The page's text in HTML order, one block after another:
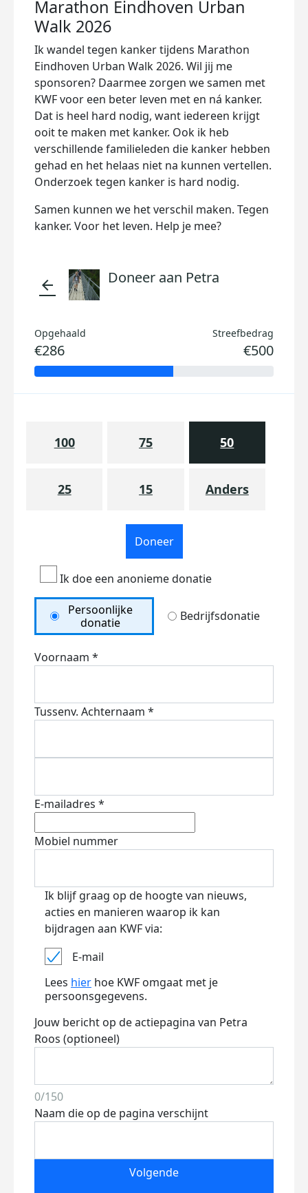
Marathon Eindhoven Urban
Walk 2026
Ik wandel tegen kanker tijdens Marathon
Eindhoven Urban Walk 2026. Wil jij me
sponsoren? Daarmee zorgen we samen met
KWF voor een beter leven met en ná kanker.
Dat is heel hard nodig, want iedereen krijgt
ooit te maken met kanker. Ook ik heb
verschillende familieleden die kanker hebben
gehad en het helaas niet na kunnen vertellen.
Onderzoek tegen kanker is hard nodig.
Samen kunnen we het verschil maken. Tegen
kanker. Voor het leven. Help je mee?
arrow_back Doneer aan Petra
Opgehaald
€286
Streefbedrag
€500
100 75 50
25 15 Anders
Doneer
Ik doe een anonieme donatie
Persoonlijke
donatie
Bedrijfsdonatie
Voornaam *
Tussenv. Achternaam *
E-mailadres *
Mobiel nummer
Ik blijf graag op de hoogte van nieuws,
acties en manieren waarop ik kan
bijdragen aan KWF via:
E-mail
Lees hier hoe KWF omgaat met je
persoonsgegevens.
Jouw bericht op de actiepagina van Petra
Roos (optioneel)
0/150
Naam die op de pagina verschijnt
Volgende